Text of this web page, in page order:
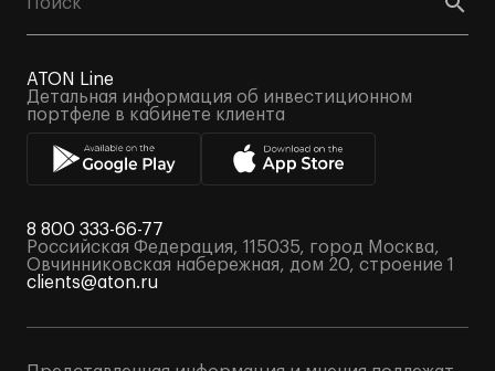
ATON Line
Детальная информация об инвестиционном
портфеле в кабинете клиента
8 800 333-66-77
Российская Федерация, 115035, город Москва,
Овчинниковская набережная, дом 20, строение 1
clients@aton.ru